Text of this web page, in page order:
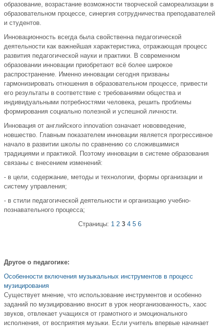
образование, возрастание возможности творческой самореализации в
образовательном процессе, синергия сотрудничества преподавателей
и студентов.
Инновационность всегда была свойственна педагогической
деятельности как важнейшая характеристика, отражающая процесс
развития педагогической науки и практики. В современном
образовании инновации приобретают всё более широкое
распространение. Именно инновации сегодня призваны
гармонизировать отношения в образовательном процессе, привести
его результаты в соответствие с требованиями общества и
индивидуальными потребностями человека, решить проблемы
формирования социально полезной и успешной личности.
Инновация от английского innovation означает нововведение,
новшество. Главным показателем инновации является прогрессивное
начало в развитии школы по сравнению со сложившимися
традициями и практикой. Поэтому инновации в системе образования
связаны с внесением изменений:
- в цели, содержание, методы и технологии, формы организации и
систему управления;
- в стили педагогической деятельности и организацию учебно-
познавательного процесса;
Страницы: 1 2 3 4 5 6
Другое о педагогике:
Особенности включения музыкальных инструментов в процесс
музицирования
Существует мнение, что использование инструментов и особенно
заданий по музицированию вносит в урок неорганизованность, хаос
звуков, отвлекает учащихся от грамотного и эмоционального
исполнения, от восприятия музыки. Если учитель впервые начинает